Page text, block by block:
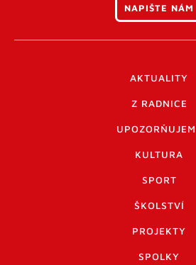
NAPIŠTE NÁM
AKTUALITY
Z RADNICE
KULTURA
SPORT
ŠKOLSTVÍ
PROJEKTY
SPOLKY